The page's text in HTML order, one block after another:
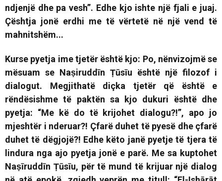
ndjenjë dhe pa vesh”. Edhe kjo ishte një fjali e juaj.
Çështja jonë erdhi me të vërtetë në një vend të
mahnitshëm...
Kurse pyetja ime tjetër është kjo: Po, nënvizojmë se
mësuam se Naṣiruddīn Ṭūsīu është një filozof i
dialogut. Megjithatë diçka tjetër që është e
rëndësishme të paktën sa kjo dukuri është dhe
pyetja: “Me kë do të krijohet dialogu?!”, apo jo
mjeshtër i nderuar?! Çfarë duhet të pyesë dhe çfarë
duhet të dëgjojë?! Edhe këto janë pyetje të tjera të
lindura nga ajo pyetja jonë e parë. Me sa kuptohet
Naṣīruddīn Ṭūsīu, për të mund të krijuar një dialog